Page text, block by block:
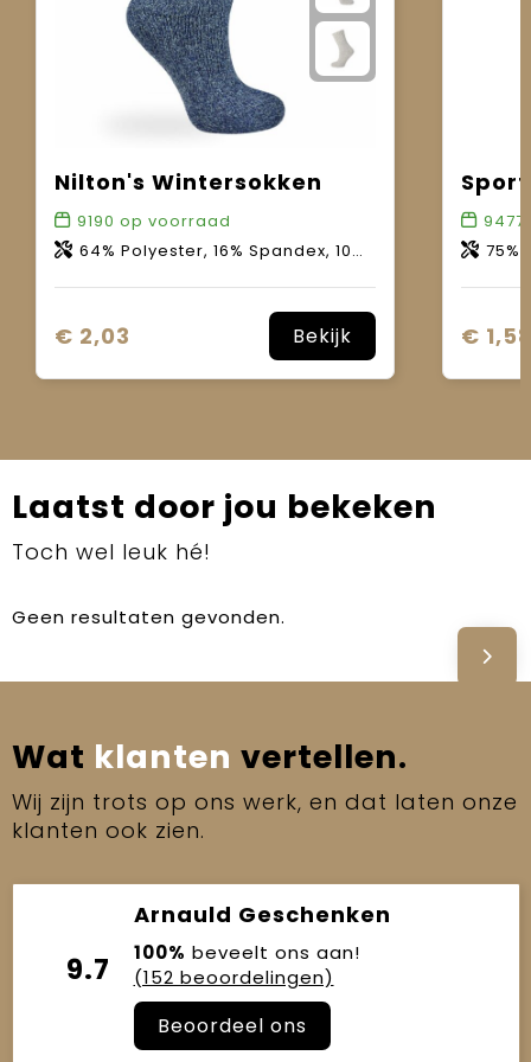
Nilton's Wintersokken
9190 op voorraad
64% Polyester, 16% Spandex, 10% Acryl, 10% Wol
€ 2,03 Bekijk
9477
75%
€
Laatst door jou bekeken
Toch wel leuk hé!
Geen resultaten gevonden.
Wat klanten vertellen.
Wij zijn trots op ons werk, en dat laten onze
klanten ook zien.
9.7
Arnauld Geschenken
100% beveelt ons aan!
(152 beoordelingen)
Beoordeel ons